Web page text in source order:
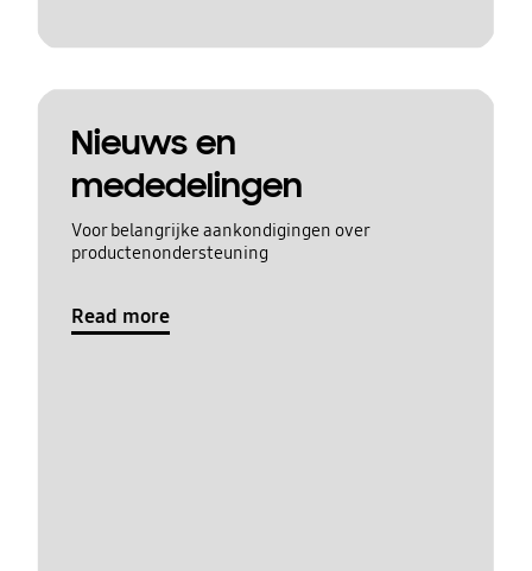
Nieuws en
mededelingen
Voor belangrijke aankondigingen over
productenondersteuning
Read more